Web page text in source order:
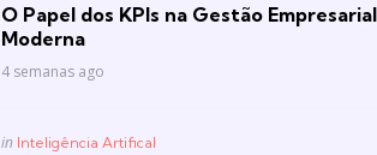
O Papel dos KPIs na Gestão Empresarial
Moderna
4 semanas ago
Posted
in Inteligência Artifical